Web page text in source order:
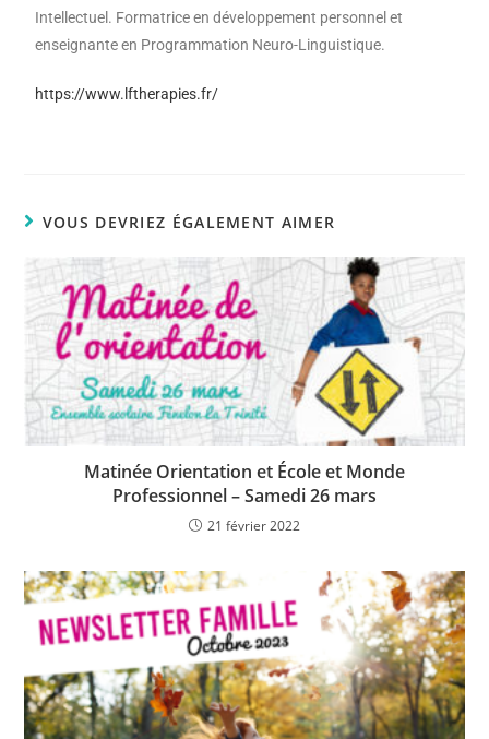
Intellectuel. Formatrice en développement personnel et
enseignante en Programmation Neuro-Linguistique.
https://www.lftherapies.fr/
VOUS DEVRIEZ ÉGALEMENT AIMER
Matinée Orientation et École et Monde
Professionnel – Samedi 26 mars
21 février 2022